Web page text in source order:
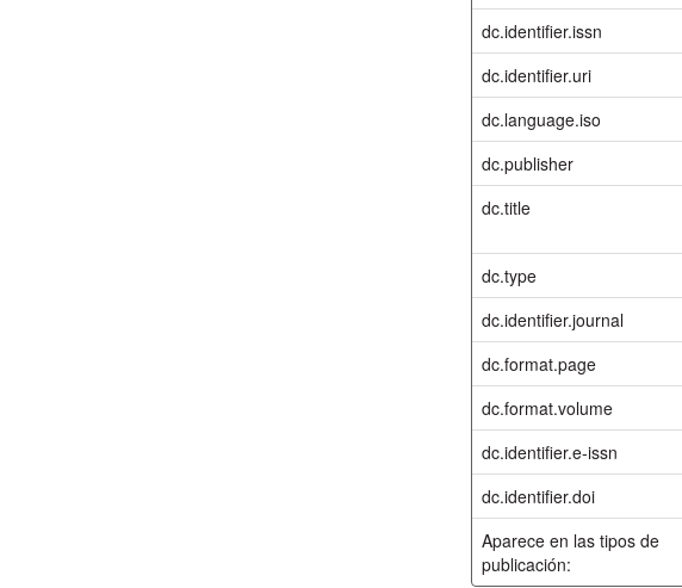
dc.identifier.issn
dc.identifier.uri
dc.language.iso
dc.publisher
dc.title
dc.type
dc.identifier.journal
dc.format.page
dc.format.volume
dc.identifier.e-issn
dc.identifier.doi
Aparece en las tipos de
publicación: